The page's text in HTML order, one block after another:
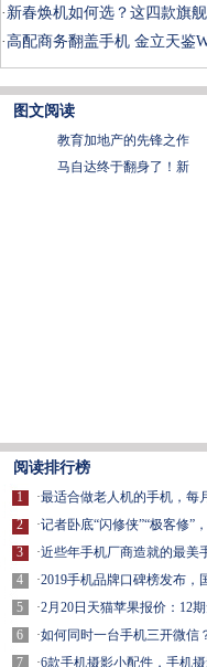
· 新春焕机如何选？这四款旗
·高配商务翻盖手机 金立天鉴
图文阅读
教育加地产的先锋之作
马自达终于翻身了！新
阅读排行榜
1
2
3
4
5
6
7
·最适合做老人机的手机，每
·记者卧底“闪修侠”“极客修”
·近些年手机厂商造就的最
·2019手机品牌口碑榜发布，
·2月20日天猫苹果报价：12
·如何同时一台手机三开微信
·6款手机摄影小配件，手机